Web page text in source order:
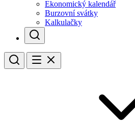
Ekonomický kalendář
Burzovní svátky
Kalkulačky